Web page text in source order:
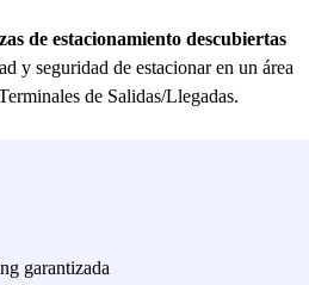
de estacionamiento descubiertas
y seguridad de estacionar en un área
de Salidas/Llegadas.
y restaurantes
garantizada